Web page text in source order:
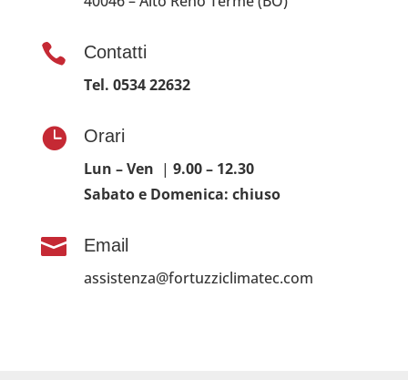

Contatti
Tel. 0534 22632

Orari
Lun – Ven | 9.00– 12.30
Sabato e Domenica: chiuso

Email
assistenza@fortuzziclimatec.com